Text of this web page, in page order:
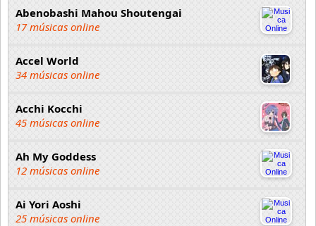
Abenobashi Mahou Shoutengai
17 músicas online
Accel World
34 músicas online
Acchi Kocchi
45 músicas online
Ah My Goddess
12 músicas online
Ai Yori Aoshi
25 músicas online